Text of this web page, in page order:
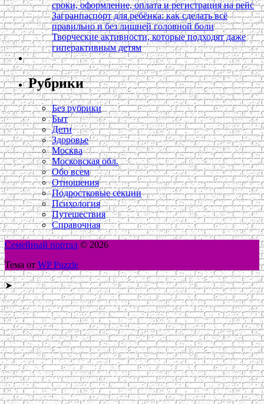
сроки, оформление, оплата и регистрация на рейс
Загранпаспорт для ребёнка: как сделать всё
правильно и без лишней головной боли
Творческие активности, которые подходят даже
гиперактивным детям
Рубрики
Без рубрики
Быт
Дети
Здоровье
Москва
Московская обл.
Обо всем
Отношения
Подростковые секции
Психология
Путешествия
Справочная
Семейный портал © 2026
Тема от WP Puzzle
➤